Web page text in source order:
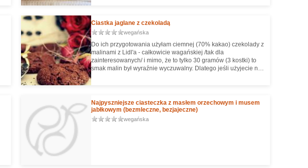
Ciastka jaglane z czekoladą
wegańska
Do ich przygotowania użyłam ciemnej (70% kakao) czekolady z
malinami z Lidl'a - całkowicie wagańskiej /tak dla
zainteresowanych/ i mimo, że to tylko 30 gramów (3 kostki) to
smak malin był wyraźnie wyczuwalny. Dlatego jeśli użyjecie np.
czekolady ze skórką pomarańczową lub karmelem, to smak
będzie inny. Warto poeksperymentować.
Najpyszniejsze ciasteczka z masłem orzechowym i musem
jabłkowym (bezmleczne, bezjajeczne)
wegańska